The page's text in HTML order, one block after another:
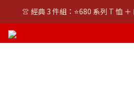
👚 經典 3 件組：⭐680 系列 T 恤
👚 經典 3 件組：⭐680 系列 T 恤